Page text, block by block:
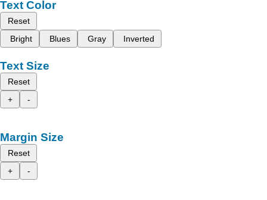
Text Color
Reset
Bright
Blues Gray Inverted
Text Size
Reset
+
-
Margin Size
Reset
+
-